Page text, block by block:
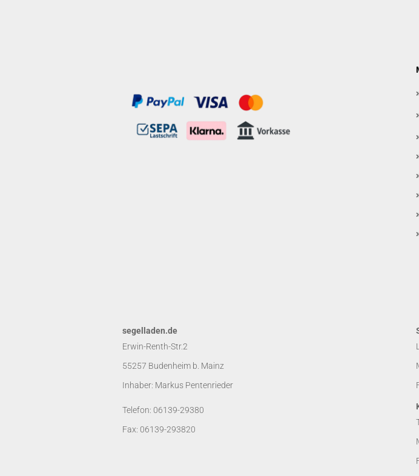
segelladen.de
Erwin-Renth-Str.2
55257 Budenheim b. Mainz
Inhaber: Markus Pentenrieder
Telefon: 06139-29380
Fax: 06139-293820